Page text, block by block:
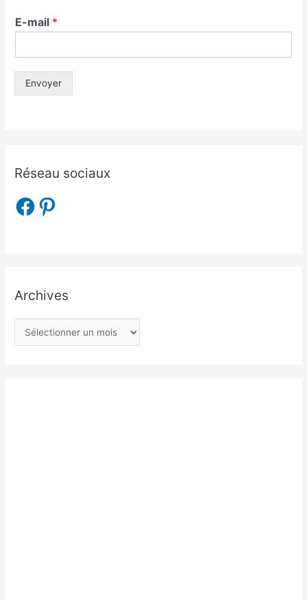
E-mail *
Envoyer
Réseau sociaux
Archives